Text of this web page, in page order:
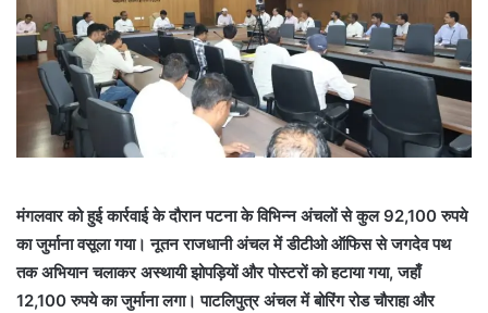
मंगलवार को हुई कार्रवाई के दौरान पटना के विभिन्न अंचलों से कुल 92,100 रुपये
का जुर्माना वसूला गया। नूतन राजधानी अंचल में डीटीओ ऑफिस से जगदेव पथ
तक अभियान चलाकर अस्थायी झोपड़ियों और पोस्टरों को हटाया गया, जहाँ
12,100 रुपये का जुर्माना लगा। पाटलिपुत्र अंचल में बोरिंग रोड चौराहा और